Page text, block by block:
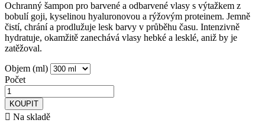
Ochranný šampon pro barvené a odbarvené vlasy s výtažkem z
bobulí goji, kyselinou hyaluronovou a rýžovým proteinem. Jemně
čistí, chrání a prodlužuje lesk barvy v průběhu času. Intenzivně
hydratuje, okamžitě zanechává vlasy hebké a lesklé, aniž by je
zatěžoval.
Objem (ml)
Počet
KOUPIT
 Na skladě